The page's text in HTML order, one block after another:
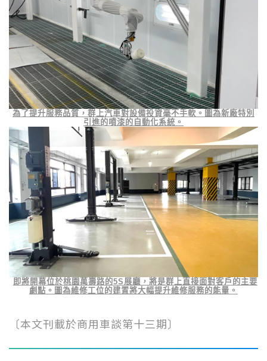
為了提升服務品質，群上汽車對設備投資毫不手軟。圖為新廠特別
引進的噴漆的自動化系統。
即將開幕位於桃園萬壽路的5S 展廳，將是群上直接面對客戶的主要
劇點。圖為維修工位的建置將大幅提升維修服務的能量。
〔本文刊載於商用車談第十三期〕